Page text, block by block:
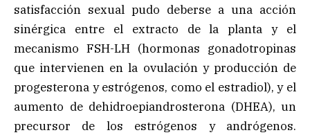
satisfacción sexual pudo deberse a una acción
sinérgica entre el extracto de la planta y el
mecanismo FSH-LH (hormonas gonadotropinas
que intervienen en la ovulación y producción de
progesterona y estrógenos, como el estradiol), y el
aumento de dehidroepiandrosterona (DHEA), un
precursor de los estrógenos y andrógenos.